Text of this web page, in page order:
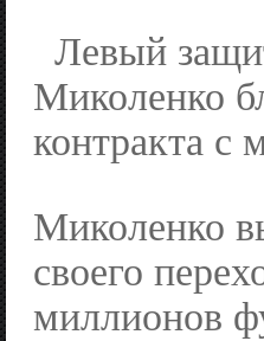
Левый
Миколенко
контракта с
Миколенко
своего
миллионов